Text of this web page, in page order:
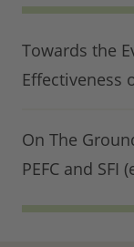
Towards the
Effectiveness
On The
PEFC and SFI